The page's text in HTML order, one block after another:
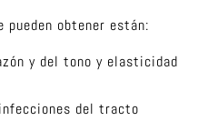
obtener están:
y del tono y elasticidad
del tracto